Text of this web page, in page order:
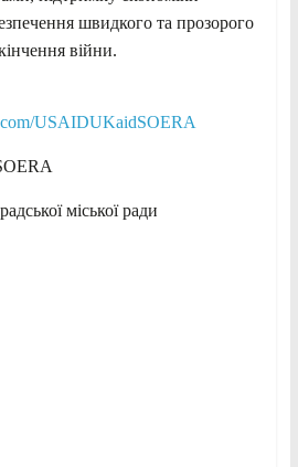
швидкого та прозорого
війни.
USAIDUKaidSOERA
міської ради